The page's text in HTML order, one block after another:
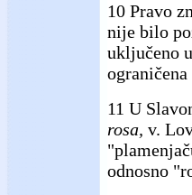
10 Pravo
nije bilo
uključeno
11 U
rosa, v.
odnosno